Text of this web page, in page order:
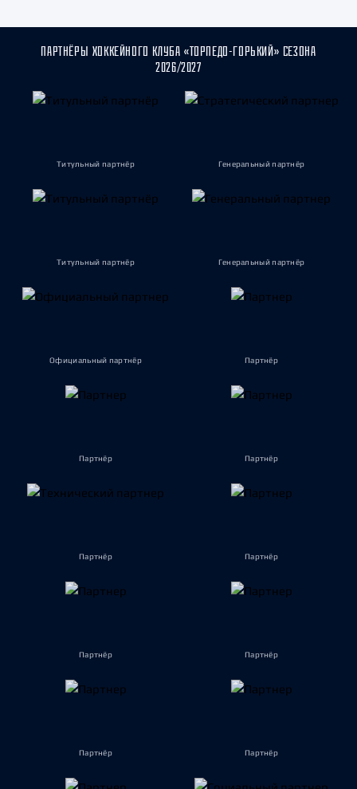
ПАРТНЁРЫ ХОККЕЙНОГО КЛУБА «ТОРПЕДО-ГОРЬКИЙ» СЕЗОНА
2026/2027
Титульный партнёр Генеральный партнёр
Титульный партнёр Генеральный партнёр
Официальный партнёр Партнёр
Партнёр Партнёр
Партнёр Партнёр
Партнёр Партнёр
Партнёр Партнёр